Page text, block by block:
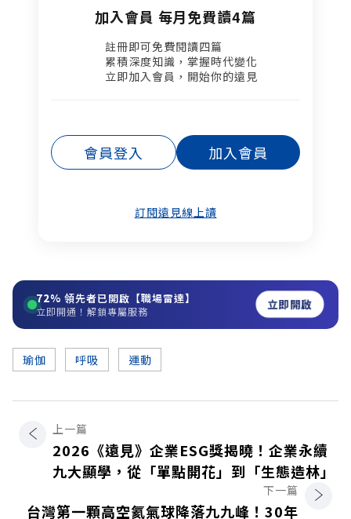
加入會員 每月免費讀4篇
註冊即可免費閱讀四篇​
累積深度知識，掌握時代變化​
立即加入會員，開始你的遠見
會員登入 加入會員
訂閱遠見線上讀
72% 領先者已開啟【職場雷達】
立即開通！解鎖專屬服務 立即開啟
瑜伽 呼吸 運動
上一篇
2026《遠見》企業ESG獎揭曉！企業永續
九大顯學，從「單點開花」到「生態造林」
下一篇
台灣第一顆高空氦氣球降落九九峰！30年